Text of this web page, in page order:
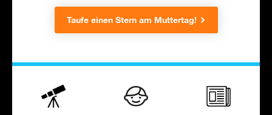
Taufe einen Stern am Muttertag!